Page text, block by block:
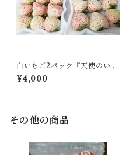
白いちご2パック『天使のいち
ごA.E 』8粒~15粒入り
¥4,000
その他の商品